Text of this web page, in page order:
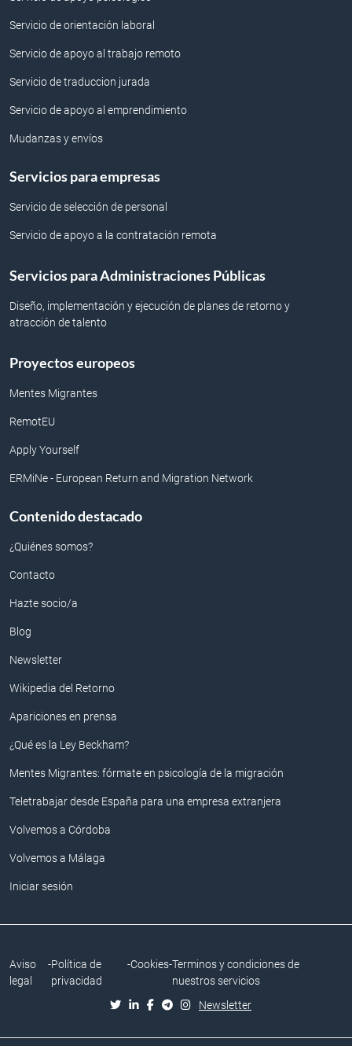
Servicio de orientación laboral
Servicio de apoyo al trabajo remoto
Servicio de traduccion jurada
Servicio de apoyo al emprendimiento
Mudanzas y envíos
Servicios para empresas
Servicio de selección de personal
Servicio de apoyo a la contratación remota
Servicios para Administraciones Públicas
Diseño, implementación y ejecución de planes de retorno y
atracción de talento
Proyectos europeos
Mentes Migrantes
RemotEU
Apply Yourself
ERMiNe - European Return and Migration Network
Contenido destacado
¿Quiénes somos?
Contacto
Hazte socio/a
Blog
Newsletter
Wikipedia del Retorno
Apariciones en prensa
¿Qué es la Ley Beckham?
Mentes Migrantes: fórmate en psicología de la migración
Teletrabajar desde España para una empresa extranjera
Volvemos a Córdoba
Volvemos a Málaga
Iniciar sesión
Aviso
legal
-Política de
privacidad
-Cookies-Terminos y condiciones de
nuestros servicios
Newsletter